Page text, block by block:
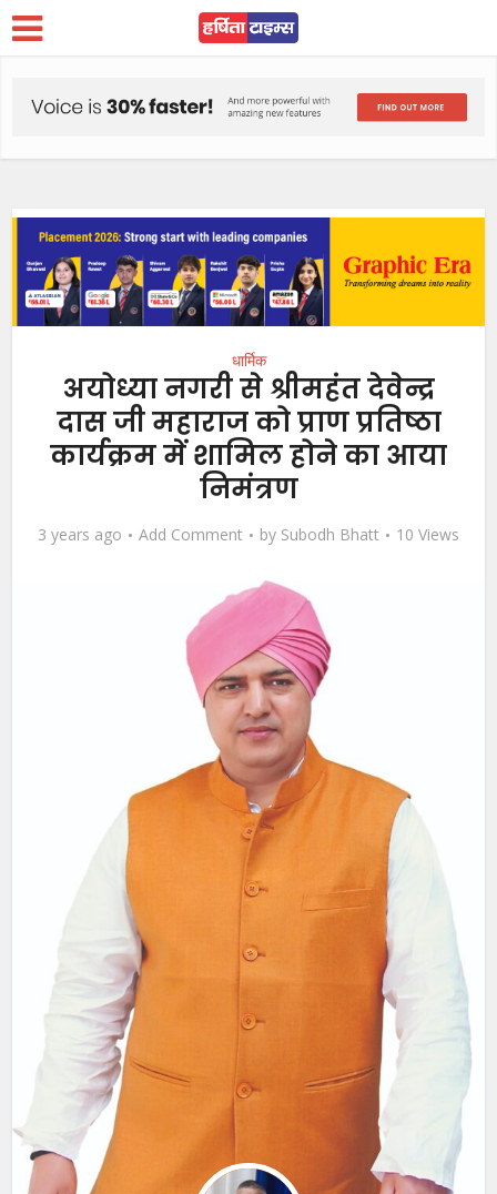
धार्मिक
अयोध्या नगरी से श्रीमहंत देवेन्द्र
दास जी महाराज को प्राण प्रतिष्ठा
कार्यक्रम में शामिल होने का आया
निमंत्रण
3 years ago Add Comment by Subodh Bhatt 10 Views